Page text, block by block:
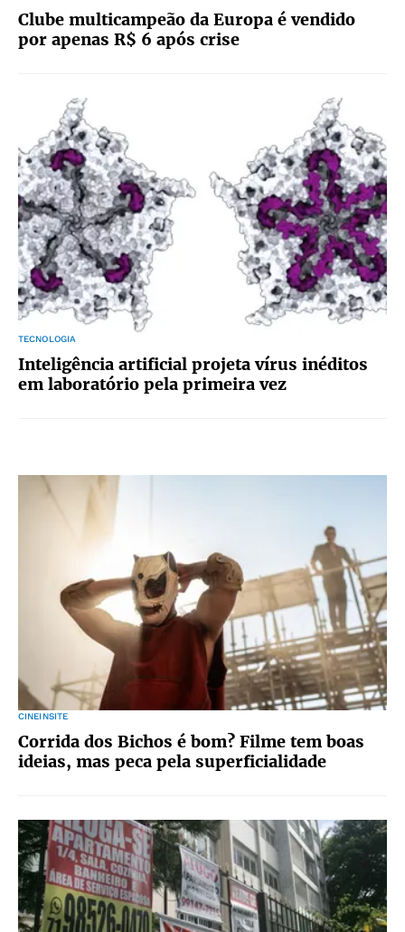
Clube multicampeão da Europa é vendido
por apenas R$ 6 após crise
TECNOLOGIA
Inteligência artificial projeta vírus inéditos
em laboratório pela primeira vez
CINEINSITE
Corrida dos Bichos é bom? Filme tem boas
ideias, mas peca pela superficialidade